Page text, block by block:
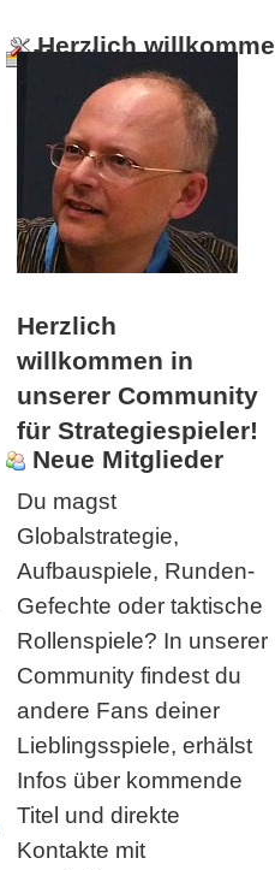
Menü
Neue Mitglieder
Herzlich
Herzlich
willkommen in
unserer Community
für Strategiespieler!
Du magst
Globalstrategie,
Aufbauspiele, Runden-
Gefechte oder taktische
Rollenspiele? In unserer
Community findest du
andere Fans deiner
Lieblingsspiele, erhälst
Infos über kommende
Titel und direkte
Kontakte mit